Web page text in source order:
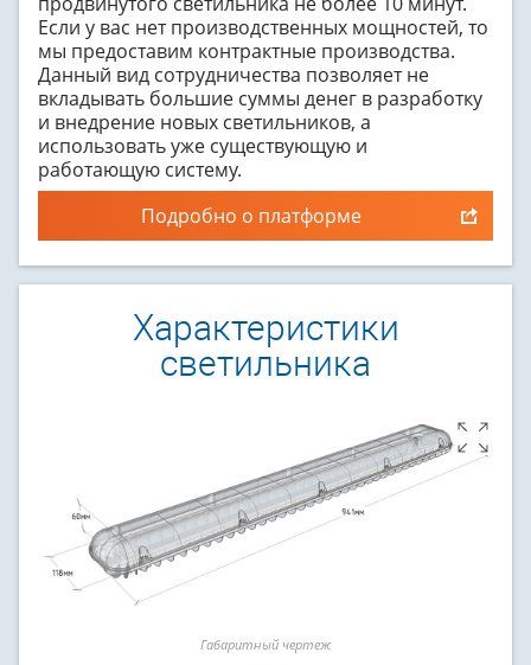
Если у вас нет производственных мощностей, то
мы предоставим контрактные производства.
Данный вид сотрудничества позволяет не
вкладывать большие суммы денег в разработку
и внедрение новых светильников, а
использовать уже существующую и
работающую систему.
Подробно о платформе
Характеристики
светильника
Габаритный чертеж